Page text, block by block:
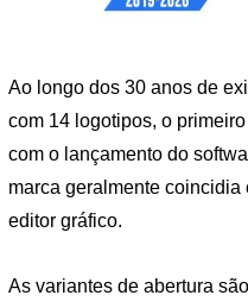
Ao longo dos 30 anos de
com 14 logotipos, o
com o lançamento do
marca geralmente
editor gráfico.
As variantes de abertura